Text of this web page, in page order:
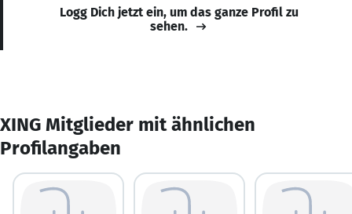
Logg Dich jetzt ein, um das ganze Profil zu
sehen.
XING Mitglieder mit ähnlichen
Profilangaben